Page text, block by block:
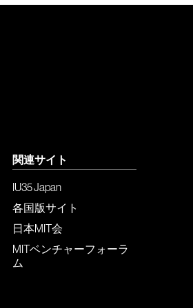
関連サイト
IU35 Japan
各国版サイト
日本MIT会
MITベンチャーフォーラ
ム